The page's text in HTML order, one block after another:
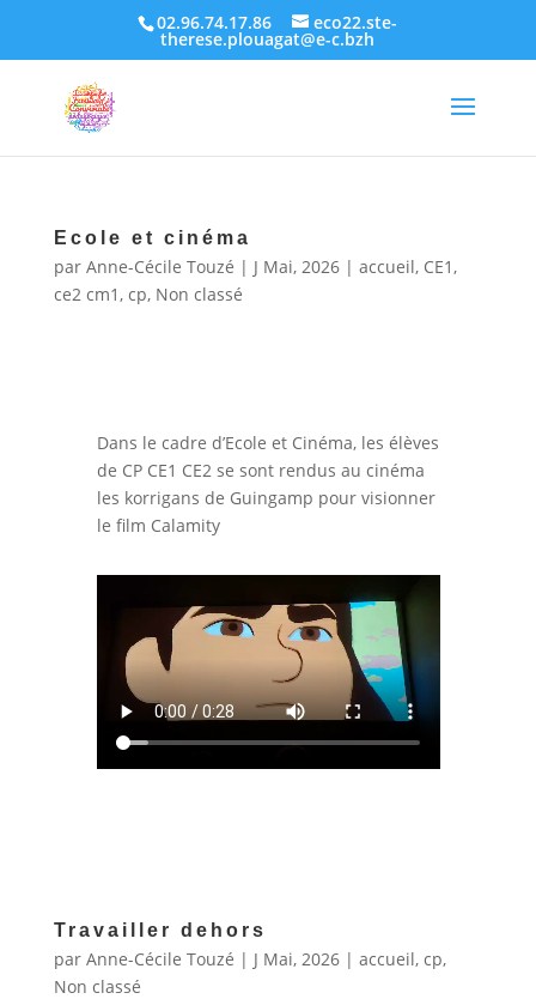
02.96.74.17.86 eco22.ste-
therese.plouagat@e-c.bzh
Ecole et cinéma
par Anne-Cécile Touzé | J Mai, 2026| accueil, CE1,
ce2 cm1, cp, Non classé
Dans le cadre d’Ecole et Cinéma, les élèves
de CP CE1 CE2 se sont rendus au cinéma
les korrigans de Guingamp pour visionner
le film Calamity
Travailler dehors
par Anne-Cécile Touzé | J Mai, 2026| accueil, cp,
Non classé